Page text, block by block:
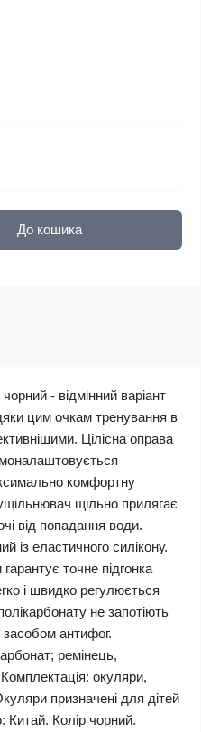
До кошика
- відмінний варіант
цим очкам тренування в
Цілісна оправа
комфортну
щільно прилягає
від попадання води.
із еластичного силікону.
точне підгонка
і швидко регулюється
не запотіють
антифог.
ремінець,
окуляри,
призначені для дітей
Китай. Колір чорний.